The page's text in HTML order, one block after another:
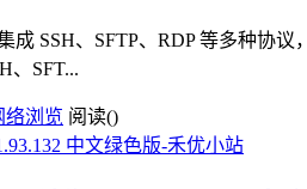
成 SSH、SFTP、RDP 等多种
、SFT...
络浏览 阅读()